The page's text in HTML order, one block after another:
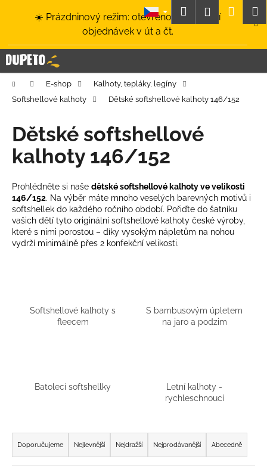
☀️ Prázdninový režim: otevřeno a odesílání
objednávek v út a čt.
HledatPřihlášení
Domů E-shop
Kalhoty, tepláky, legíny
Softshellové kalhoty
Dětské softshellové kalhoty 146/152
Dětské softshellové
kalhoty 146/152
Prohlédněte si naše dětské softshellové kalhoty ve velikosti
146/152. Na výběr máte mnoho veselých barevných motivů i
softshellek do každého ročního období. Pořiďte do šatníku
vašich dětí tyto originální softshellové kalhoty české výroby,
které s nimi porostou – díky vysokým nápletům na nohou
vydrží minimálně přes 2 konfekční velikosti.
Softshellové kalhoty s
fleecem
S bambusovým úpletem
na jaro a podzim
Batolecí softshellky
Letní kalhoty -
rychleschnoucí
Ř
a
z
Doporučujeme Nejlevnější Nejdražší Nejprodávanější Abecedně
í
k C
o
p
t
ř
e
u
j
e
t
e
D
o